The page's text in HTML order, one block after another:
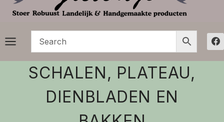
SCHALEN, PLATEAU,
DIENBLADEN EN